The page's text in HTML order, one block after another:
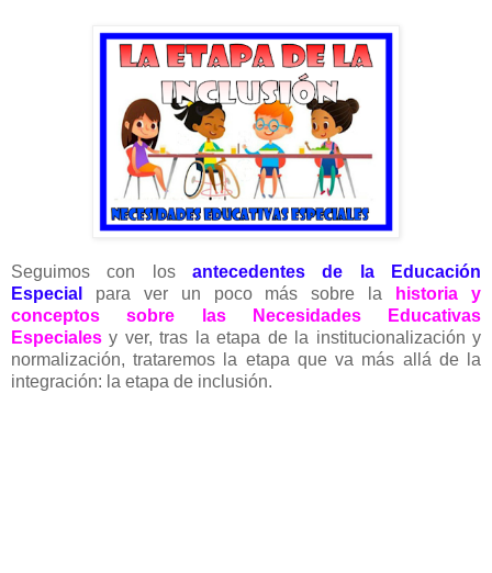
Seguimos con los antecedentes de la Educación
Especial
para ver un poco más sobre la
historia y
conceptos sobre las Necesidades Educativas
Especiales y ver, tras la etapa de la institucionalización y
normalización, trataremos la etapa que va más allá de la
integración: la etapa de inclusión.